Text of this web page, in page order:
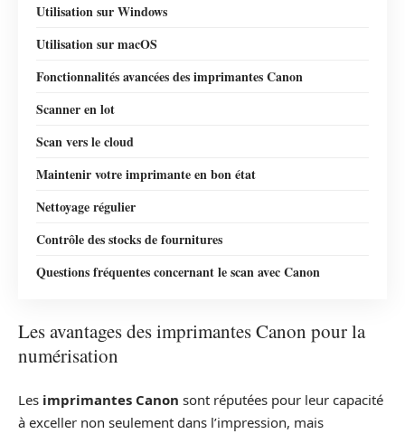
Utilisation sur Windows
Utilisation sur macOS
Fonctionnalités avancées des imprimantes Canon
Scanner en lot
Scan vers le cloud
Maintenir votre imprimante en bon état
Nettoyage régulier
Contrôle des stocks de fournitures
Questions fréquentes concernant le scan avec Canon
Les avantages des imprimantes Canon pour la
numérisation
Les imprimantes Canon sont réputées pour leur capacité
à exceller non seulement dans l’impression, mais